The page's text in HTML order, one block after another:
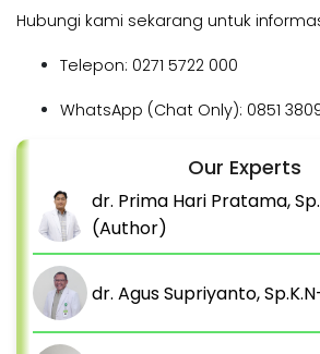
Hubungi kami sekarang untuk
Telepon: 0271 5722 000
WhatsApp (Chat Only): 0851
Our Experts
dr. Prima Hari Pratama,
(Author)
dr. Agus Supriyanto,